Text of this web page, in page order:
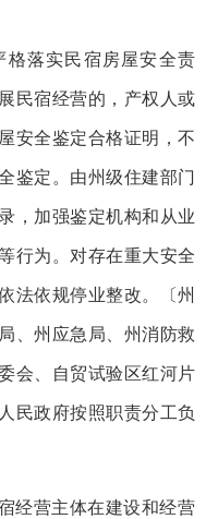
格落实民宿房屋安全责
民宿经营的，产权人或
安全鉴定合格证明，不
鉴定。由州级住建部门
，加强鉴定机构和从业
行为。对存在重大安全
法依规停业整改。〔州
、州应急局、州消防救
会、自贸试验区红河片
民政府按照职责分工负
经营主体在建设和经营